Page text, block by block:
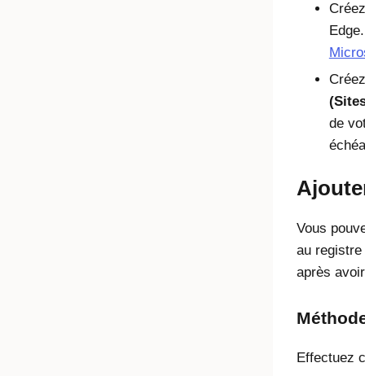
Edge
de
Vous
au
après
Effectuez